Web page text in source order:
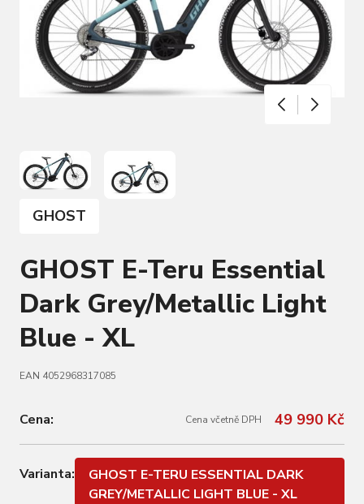
GHOST
GHOST E-Teru Essential
Dark Grey/Metallic Light
Blue - XL
EAN 4052968317085
Cena: Cena včetně DPH 49 990 Kč
Varianta:
GHOST E-TERU ESSENTIAL DARK
GREY/METALLIC LIGHT BLUE - XL